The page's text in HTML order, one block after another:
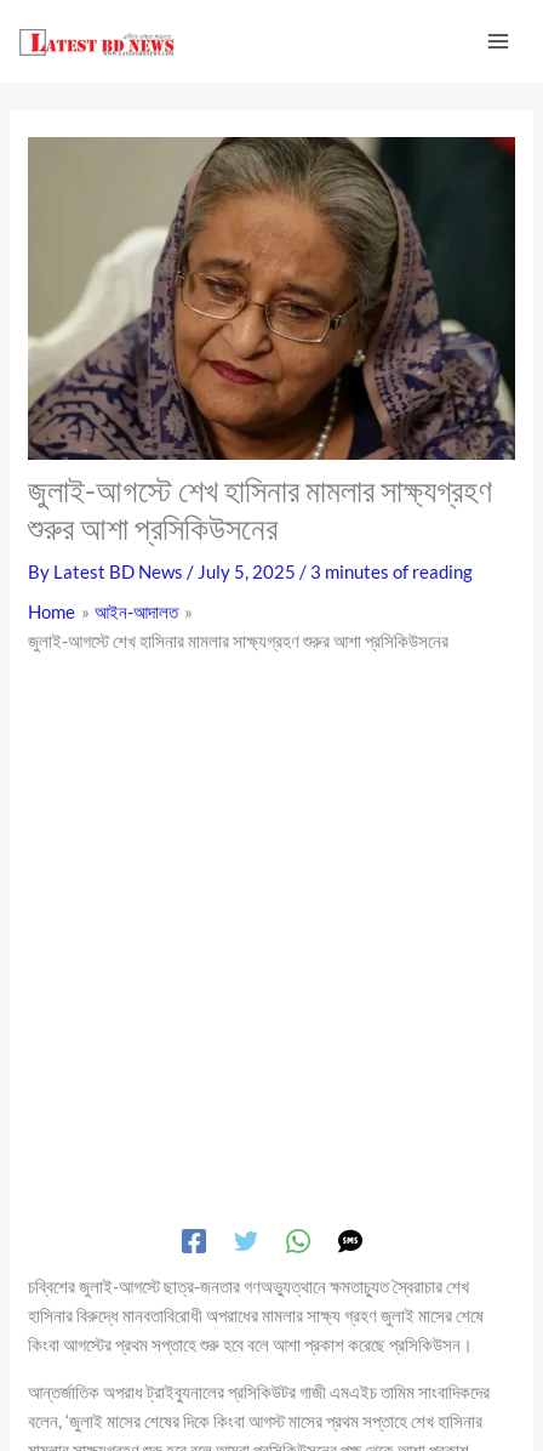
জুলাই-আগস্টে শেখ হাসিনার মামলার সাক্ষ্যগ্রহণ
শুরুর আশা প্রসিকিউসনের
By Latest BD News/ July 5, 2025/ 3 minutes of reading
Home
আইন-আদালত
জুলাই-আগস্টে শেখ হাসিনার মামলার সাক্ষ্যগ্রহণ শুরুর আশা প্রসিকিউসনের
চব্বিশের জুলাই-আগস্টে ছাত্র-জনতার গণঅভ্যুত্থানে ক্ষমতাচ্যুত স্বৈরাচার শেখ
হাসিনার বিরুদ্ধে মানবতাবিরোধী অপরাধের মামলার সাক্ষ্য গ্রহণ জুলাই মাসের শেষে
কিংবা আগস্টের প্রথম সপ্তাহে শুরু হবে বলে আশা প্রকাশ করেছে প্রসিকিউসন।
আন্তর্জাতিক অপরাধ ট্রাইব্যুনালের প্রসিকিউটর গাজী এমএইচ তামিম সাংবাদিকদের
বলেন, ‘জুলাই মাসের শেষের দিকে কিংবা আগস্ট মাসের প্রথম সপ্তাহে শেখ হাসিনার